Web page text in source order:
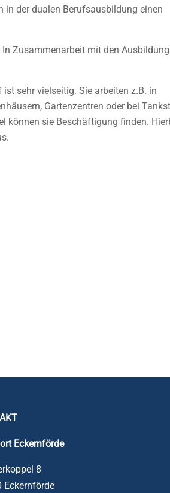
in der dualen Berufsausbildung einen
Zusammenarbeit mit den
sehr vielseitig. Sie arbeiten z.B. in
Gartenzentren oder bei
können sie Beschäftigung finden.
Eckernförde
8
Eckernförde